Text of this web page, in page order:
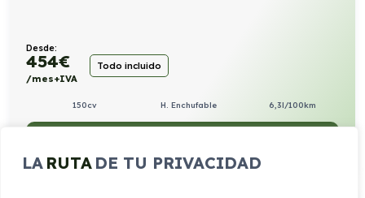
LA RUTA DE TU PRIVACIDAD
Desde:
454€
/mes+IVA
Todo incluido
150cv H. Enchufable 6,3l/100km